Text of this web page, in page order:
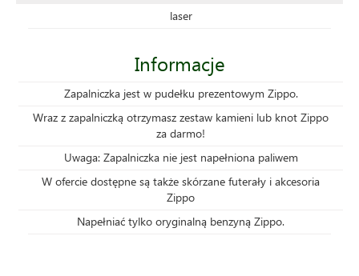
laser
Informacje
Zapalniczka jest w pudełku prezentowym Zippo.
Wraz z zapalniczką otrzymasz zestaw kamieni lub knot Zippo
za darmo!
Uwaga: Zapalniczka nie jest napełniona paliwem
W ofercie dostępne są także skórzane futerały i akcesoria
Zippo
Napełniać tylko oryginalną benzyną Zippo.